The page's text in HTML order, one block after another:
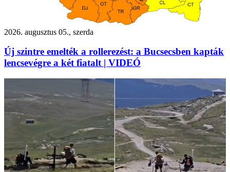
2026. augusztus 05., szerda
Új szintre emelték a rollerezést: a Bucsecsben kapták
lencsevégre a két fiatalt | VIDEÓ